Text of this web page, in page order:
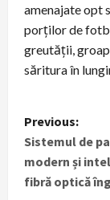
amenajate opt
porților de
greutății,
săritura în
P
o
s
Previous:
Sistemul de
modern și
fibră optică